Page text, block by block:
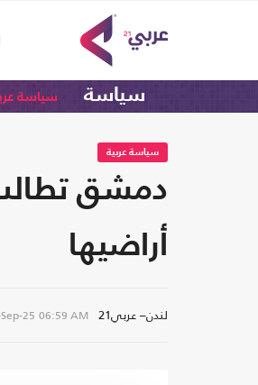
سياسة سياسة
سياسة عربية
دمشق
أراضيها
لندن– عربي21 25 06:59 AM